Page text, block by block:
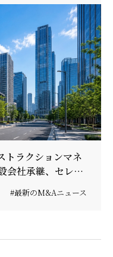
トラクションマネ
会社承継、セレン
#最新のM&Aニュース